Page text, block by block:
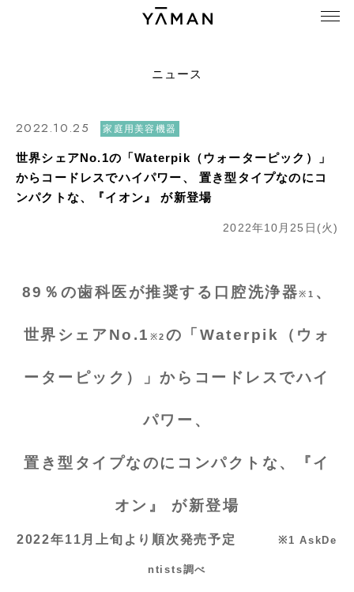
ニュース
2022.10.25 家庭用美容機器
世界シェアNo.1の「Waterpik（ウォーターピック）」
からコードレスでハイパワー、 置き型タイプなのにコ
ンパクトな、『イオン』 が新登場
2022年10月25日(火)
89％の歯科医が推奨する口腔洗浄器※1 、
世界シェアNo.1 ※2 の「Waterpik（ウォ
ーターピック）」からコードレスでハイ
パワー、
置き型タイプなのにコンパクトな、『イ
オン』 が新登場
2022年11月上旬より順次発売予定 ※1 AskDe
ntists調べ